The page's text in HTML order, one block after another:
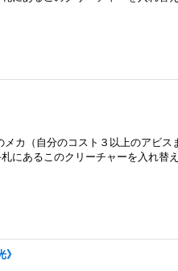
カ（自分のコスト３以上のアビス
にあるこのクリーチャーを入れ替